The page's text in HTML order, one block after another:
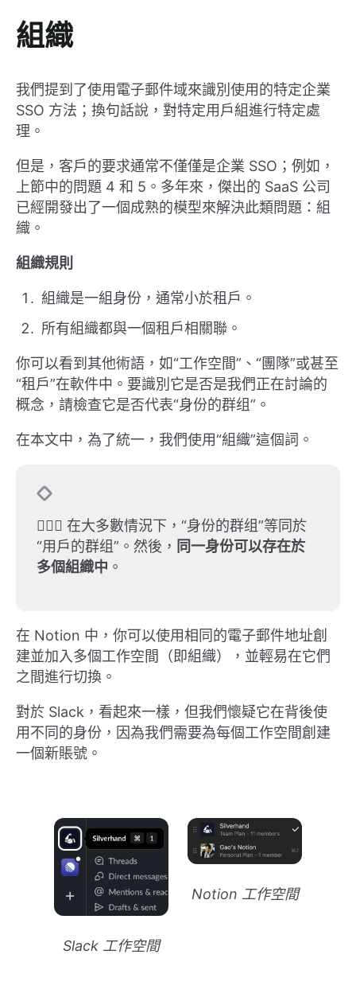
組織
我們提到了使用電子郵件域來識別使用的特定企業
SSO 方法；換句話說，對特定用戶組進行特定處
理。
但是，客戶的要求通常不僅僅是企業 SSO；例如，
上節中的問題 4 和 5。多年來，傑出的 SaaS 公司
已經開發出了一個成熟的模型來解決此類問題：組
織。
組織規則
組織是一組身份，通常小於租戶。
所有組織都與一個租戶相關聯。
你可以看到其他術語，如“工作空間”、“團隊”或甚至
“租戶”在軟件中。要識別它是否是我們正在討論的
概念，請檢查它是否代表“身份的群组”。
在本文中，為了統一，我們使用“組織”這個詞。
🤹🏽‍♀️ 在大多數情況下，“身份的群组”等同於
“用戶的群组”。然後， 同一身份可以存在於
多個組織中 。
在 Notion 中，你可以使用相同的電子郵件地址創
建並加入多個工作空間（即組織），並輕易在它們
之間進行切換。
對於 Slack，看起來一樣，但我們懷疑它在背後使
用不同的身份，因為我們需要為每個工作空間創建
一個新賬號。
Slack 工作空間
Notion 工作空間